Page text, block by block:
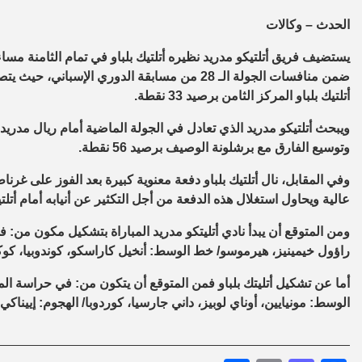
الحدث – وكالات
يستضيف فريق أتلتيكو مدريد نظيره أتلتيك بلباو في تمام الثامنة
أتلتيك بلباو المركز الثامن برصيد 33 نقطة.
ويبحث أتلتيكو مدريد الذي تعادل في الجولة الماضية أمام ريال
وتوسيع الفارق مع برشلونة الوصيف برصيد 56 نقطة.
وفي المقابل، نال أتلتيك بلباو دفعة معنوية كبيرة بعد الفوز على
عالية ويحاول استغلال هذه الدفعة من أجل التكثير عن أنيابه أمام
ومن المتوقع أن يبدأ نادي أتليتكو مدريد المباراة بتشكيل مكون
راؤول خيمينيز، هيرموسو/ خط الوسط: أنخيل كاراسكو،
أما عن تشكيل أتليتك بلباو فمن المتوقع أن يتكون من: في حراسة
الوسط: مونيايين، أوناي لوبيز، داني جارسيا، كوردوبا/ الهجوم: